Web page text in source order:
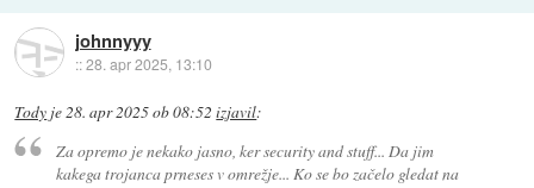
johnnyyy
::28. apr 2025, 13:10
Tody je28. apr 2025 ob 08:52 izjavil:
Za opremo je nekako jasno, ker security and stuff... Da jim
kakega trojanca prneses v omrežje... Ko se bo začelo gledat na